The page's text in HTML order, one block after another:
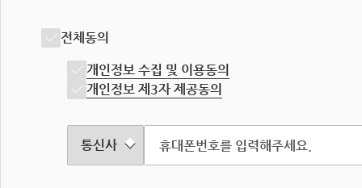
전체동의
개인정보 수집 및 이용동의
개인정보 제3자 제공동의